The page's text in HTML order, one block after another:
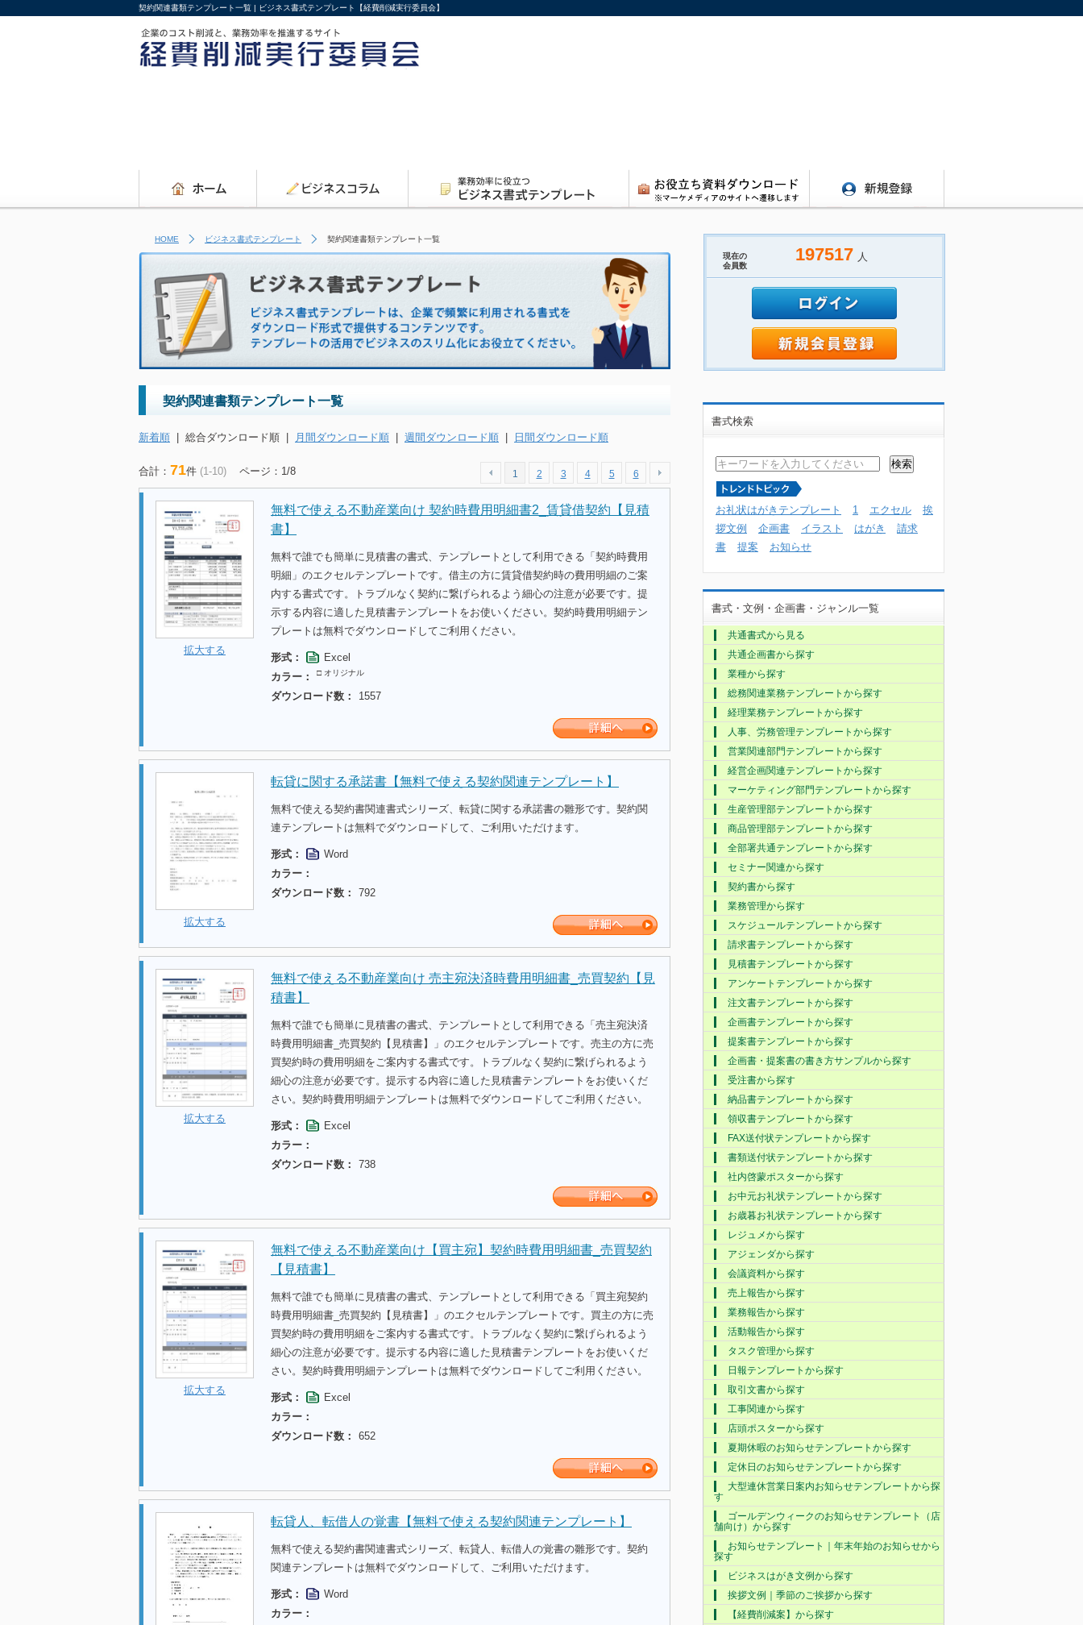
契約関連書類テンプレート一覧 | ビジネス書式テンプレート【経費削減実行委員会】
HOME ビジネス書式テンプレート 契約関連書類テンプレート一覧
契約関連書類テンプレート一覧
新着順 | 総合ダウンロード順 | 月間ダウンロード順 | 週間ダウンロード順 | 日間ダウンロード順
合計： 71件 (1-10) ページ：1/8 1 2 3 4 5 6
拡大する
無料で使える不動産業向け 契約時費用明細書2_賃貸借契約【見積
書】
無料で誰でも簡単に見積書の書式、テンプレートとして利用できる「契約時費用
明細」のエクセルテンプレートです。借主の方に賃貸借契約時の費用明細のご案
内する書式です。トラブルなく契約に繋げられるよう細心の注意が必要です。提
示する内容に適した見積書テンプレートをお使いください。契約時費用明細テン
プレートは無料でダウンロードしてご利用ください。
形式：
Excel
カラー：
□ オリジナル
ダウンロード数： 1557
拡大する
転貸に関する承諾書【無料で使える契約関連テンプレート】
無料で使える契約書関連書式シリーズ、転貸に関する承諾書の雛形です。契約関
連テンプレートは無料でダウンロードして、ご利用いただけます。
形式：
Word
カラー：
ダウンロード数：
792
拡大する
無料で使える不動産業向け 売主宛決済時費用明細書_売買契約【見
積書】
無料で誰でも簡単に見積書の書式、テンプレートとして利用できる「売主宛決済
時費用明細書_売買契約【見積書】」のエクセルテンプレートです。売主の方に売
買契約時の費用明細をご案内する書式です。トラブルなく契約に繋げられるよう
細心の注意が必要です。提示する内容に適した見積書テンプレートをお使いくだ
さい。契約時費用明細テンプレートは無料でダウンロードしてご利用ください。
形式：
Excel
カラー：
ダウンロード数：
738
拡大する
無料で使える不動産業向け【買主宛】契約時費用明細書_売買契約
【見積書】
無料で誰でも簡単に見積書の書式、テンプレートとして利用できる「買主宛契約
時費用明細書_売買契約【見積書】」のエクセルテンプレートです。買主の方に売
買契約時の費用明細をご案内する書式です。トラブルなく契約に繋げられるよう
細心の注意が必要です。提示する内容に適した見積書テンプレートをお使いくだ
さい。契約時費用明細テンプレートは無料でダウンロードしてご利用ください。
形式：
Excel
カラー：
ダウンロード数：
652
転貸人、転借人の覚書【無料で使える契約関連テンプレート】
無料で使える契約書関連書式シリーズ、転貸人、転借人の覚書の雛形です。契約
関連テンプレートは無料でダウンロードして、ご利用いただけます。
形式：
Word
カラー：
現在の
会員数
197517 人
書式検索
お礼状はがきテンプレート 1 エクセル
挨
拶文例
企画書 イラスト はがき
請求
書
提案 お知らせ
書式・文例・企画書・ジャンル一覧
共通書式から見る
共通企画書から探す
業種から探す
総務関連業務テンプレートから探す
経理業務テンプレートから探す
人事、労務管理テンプレートから探す
営業関連部門テンプレートから探す
経営企画関連テンプレートから探す
マーケティング部門テンプレートから探す
生産管理部テンプレートから探す
商品管理部テンプレートから探す
全部署共通テンプレートから探す
セミナー関連から探す
契約書から探す
業務管理から探す
スケジュールテンプレートから探す
請求書テンプレートから探す
見積書テンプレートから探す
アンケートテンプレートから探す
注文書テンプレートから探す
企画書テンプレートから探す
提案書テンプレートから探す
企画書・提案書の書き方サンプルから探す
受注書から探す
納品書テンプレートから探す
領収書テンプレートから探す
FAX送付状テンプレートから探す
書類送付状テンプレートから探す
社内啓蒙ポスターから探す
お中元お礼状テンプレートから探す
お歳暮お礼状テンプレートから探す
レジュメから探す
アジェンダから探す
会議資料から探す
売上報告から探す
業務報告から探す
活動報告から探す
タスク管理から探す
日報テンプレートから探す
取引文書から探す
工事関連から探す
店頭ポスターから探す
夏期休暇のお知らせテンプレートから探す
定休日のお知らせテンプレートから探す
大型連休営業日案内お知らせテンプレートから探
す
ゴールデンウィークのお知らせテンプレート（店
舗向け）から探す
お知らせテンプレート｜年末年始のお知らせから
探す
ビジネスはがき文例から探す
挨拶文例｜季節のご挨拶から探す
【経費削減案】から探す